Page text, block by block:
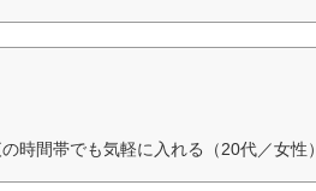
時間帯でも気軽に入れる（20代／女性）